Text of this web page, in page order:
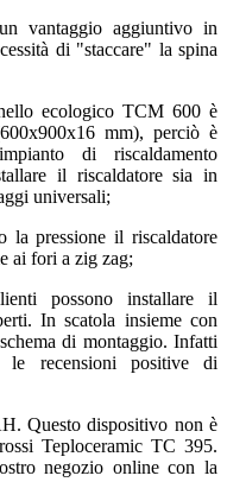
vantaggio aggiuntivo in
di "staccare" la spina
ecologico TCM 600 è
mm), perciò è
di riscaldamento
il riscaldatore sia in
universali;
la pressione il riscaldatore
ai fori a zig zag;
possono installare il
In scatola insieme con
di montaggio. Infatti
le recensioni positive di
Questo dispositivo non è
Teploceramic TC 395.
negozio online con la